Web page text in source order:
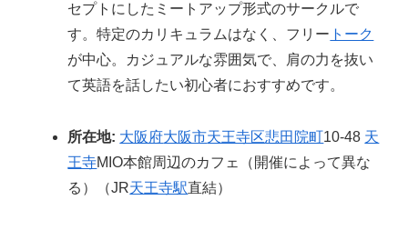
セプトにしたミートアップ形式のサークルで
す。特定のカリキュラムはなく、フリー トーク
が中心。カジュアルな雰囲気で、肩の力を抜い
て英語を話したい初心者におすすめです。
所在地: 大阪府大阪市天王寺区悲田院町10-48 天
王寺MIO本館周辺のカフェ（開催によって異な
る）（JR天王寺駅直結）